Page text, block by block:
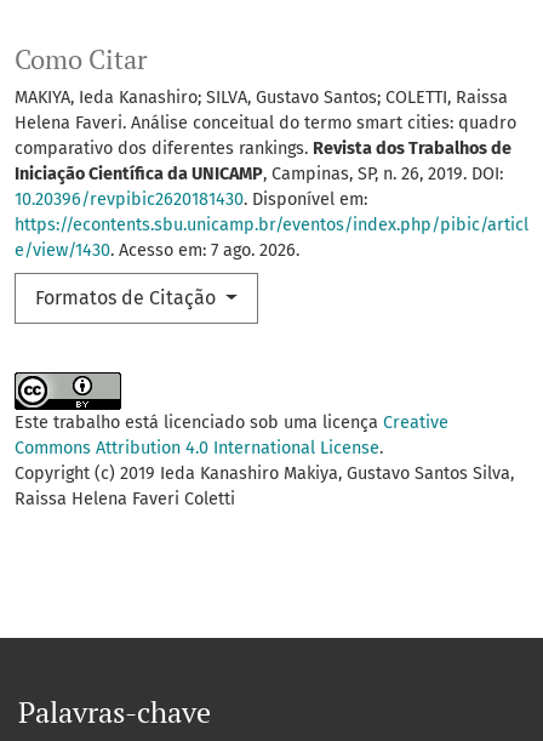
Como Citar
MAKIYA, Ieda Kanashiro; SILVA, Gustavo Santos; COLETTI, Raissa
Helena Faveri. Análise conceitual do termo smart cities: quadro
comparativo dos diferentes rankings. Revista dos Trabalhos de
Iniciação Científica da UNICAMP, Campinas, SP, n. 26, 2019. DOI:
10.20396/revpibic2620181430. Disponível em:
https://econtents.sbu.unicamp.br/eventos/index.php/pibic/articl
e/view/1430. Acesso em: 7 ago. 2026.
Formatos de Citação
Este trabalho está licenciado sob uma licença Creative
Commons Attribution 4.0 International License.
Copyright (c) 2019 Ieda Kanashiro Makiya, Gustavo Santos Silva,
Raissa Helena Faveri Coletti
Palavras-chave